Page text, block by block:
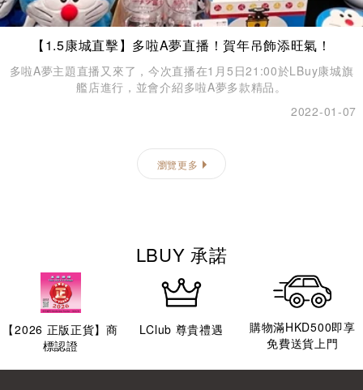
【1.5康城直擊】多啦A夢直播！賀年吊飾添旺氣！
多啦A夢主題直播又來了，今次直播在1月5日21:00於LBuy康城旗
艦店進行，並會介紹多啦A夢多款精品。
2022-01-07
瀏覽更多
LBUY 承諾
【2026 正版正貨】商
標認證
LClub 尊貴禮遇
購物滿HKD500即享
免費送貨上門